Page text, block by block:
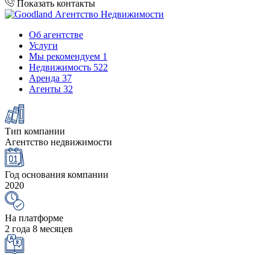
Показать контакты
Об агентстве
Услуги
Мы рекомендуем 1
Недвижимость 522
Аренда 37
Агенты 32
Тип компании
Агентство недвижимости
Год основания компании
2020
На платформе
2 года 8 месяцев